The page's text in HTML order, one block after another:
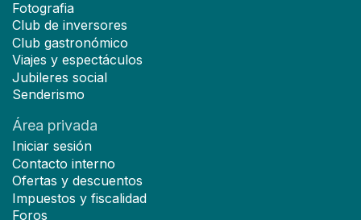
Fotografia
Club de inversores
Club gastronómico
Viajes y espectáculos
Jubileres social
Senderismo
Área privada
Iniciar sesión
Contacto interno
Ofertas y descuentos
Impuestos y fiscalidad
Foros